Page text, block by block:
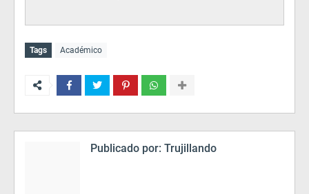
Tags Académico
Publicado por: Trujillando